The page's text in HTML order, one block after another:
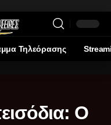
Τηλεόρασης
Ο